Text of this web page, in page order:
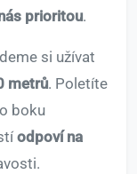
prioritou.
si užívat
metrů. Poletíte
boku
odpoví na